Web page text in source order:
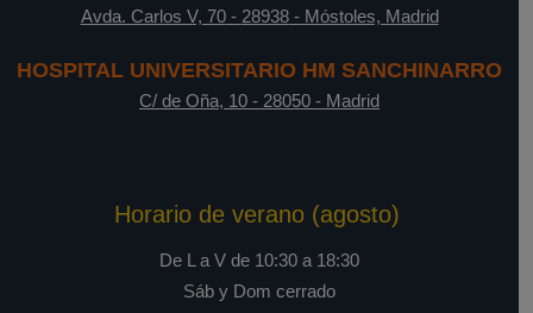
Avda. Carlos V, 70- 28938- Móstoles, Madrid
HOSPITAL UNIVERSITARIO HM SANCHINARRO
C/ de Oña, 10 - 28050 - Madrid
Horario de verano (agosto)
De L a V de 10:30 a 18:30
Sáb y Dom cerrado